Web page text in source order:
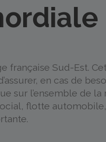
française Sud-Est.
en cas de
sur l’ensemble de la
flotte